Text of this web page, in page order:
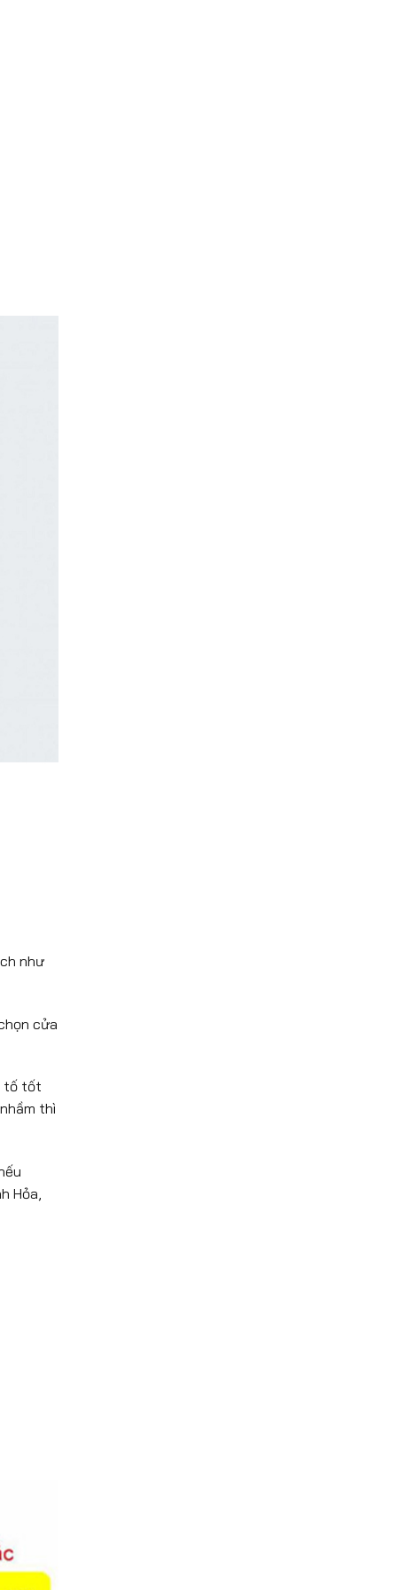
như
cửa
tố tốt
thì
Hỏa,